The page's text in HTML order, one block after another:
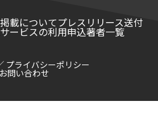
載についてプレスリリース送付
ービスの利用申込著者一覧
プライバシーポリシー
お問い合わせ